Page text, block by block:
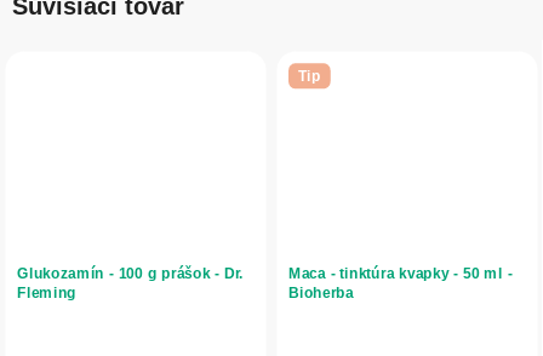
Súvisiaci tovar
Glukozamín - 100 g prášok - Dr.
Fleming
Tip
Maca - tinktúra kvapky - 50 ml -
Bioherba